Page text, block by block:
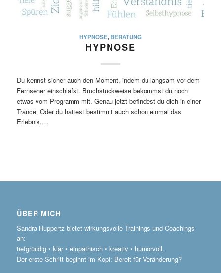
HYPNOSE, BERATUNG
HYPNOSE
Du kennst sicher auch den Moment, indem du langsam vor dem
Fernseher einschläfst. Bruchstückweise bekommst du noch
etwas vom Programm mit. Genau jetzt befindest du dich in einer
Trance. Oder du hattest bestimmt auch schon einmal das
Erlebnis,…
ÜBER MICH
Sandra Huppertz bietet wirkungsvolle Trainings und Coachings
an:
tiefgründig • klar • empathisch • kreativ • humorvoll.
Der erste Schritt beginnt im Kopf: Bereit für Veränderung?